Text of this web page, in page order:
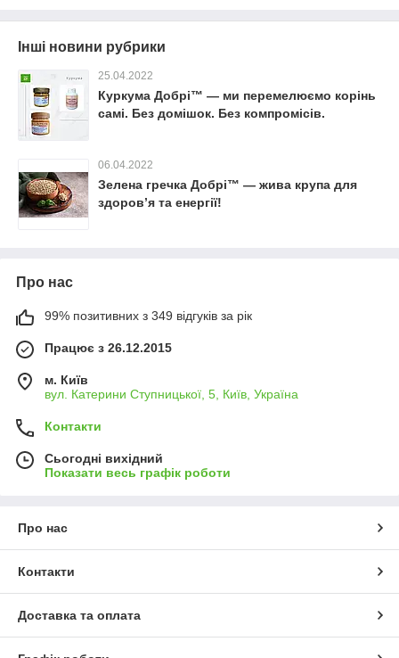
Інші новини рубрики
25.04.2022
Куркума Добрі™ — ми перемелюємо корінь
самі. Без домішок. Без компромісів.
06.04.2022
Зелена гречка Добрі™ — жива крупа для
здоров’я та енергії!
Про нас
99% позитивних з 349 відгуків за рік
Працює з 26.12.2015
м. Київ
вул. Катерини Ступницької, 5, Київ, Україна
Контакти
Сьогодні вихідний
Показати весь графік роботи
Про нас
Контакти
Доставка та оплата